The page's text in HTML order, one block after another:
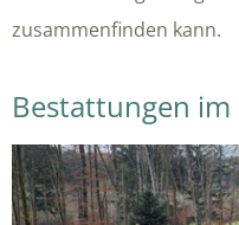
zusammenfinden kann.
Bestattungen im